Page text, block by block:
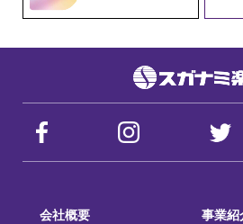
会社概要 事業紹